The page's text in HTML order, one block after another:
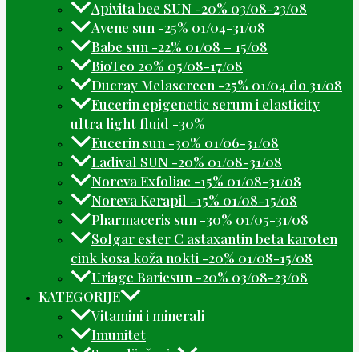
Apivita bee SUN -20% 03/08-23/08
Avene sun -25% 01/04-31/08
Babe sun -22% 01/08 – 15/08
BioTeo 20% 05/08-17/08
Ducray Melascreen -25% 01/04 do 31/08
Eucerin epigenetic serum i elasticity
ultra light fluid -30%
Eucerin sun -30% 01/06-31/08
Ladival SUN -20% 01/08-31/08
Noreva Exfoliac -15% 01/08-31/08
Noreva Kerapil -15% 01/08-15/08
Pharmaceris sun -30% 01/05-31/08
Solgar ester C astaxantin beta karoten
cink kosa koža nokti -20% 01/08-15/08
Uriage Bariesun -20% 03/08-23/08
KATEGORIJE
Vitamini i minerali
Imunitet